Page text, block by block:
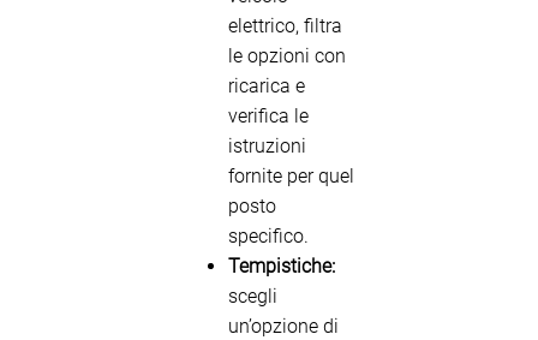
elettrico, filtra
le opzioni con
ricarica e
verifica le
istruzioni
fornite per quel
posto
specifico.
Tempistiche:
scegli
un’opzione di